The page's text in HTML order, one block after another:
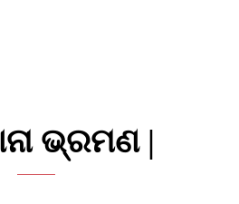
ଭ୍ରମଣ |